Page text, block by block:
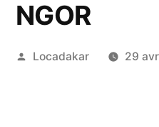
NGOR
Publié
Locadakar 29